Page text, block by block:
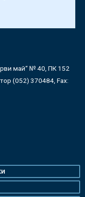
май“ № 40, ПК 152
(052) 370484, Fax: